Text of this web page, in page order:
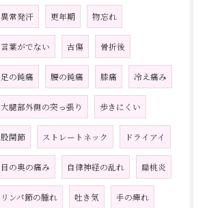
異常発汗 更年期 物忘れ
言葉がでない 古傷 骨折後
足の鈍痛 腰の鈍痛 膝痛 冷え痛み
大腿部外側の突っ張り 歩きにくい
股関節 ストレートネック ドライアイ
目の奥の痛み 自律神経の乱れ 扁桃炎
リンパ節の腫れ 吐き気 手の痺れ